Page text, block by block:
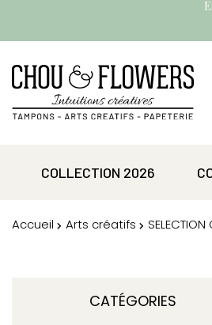
COLLECTION 2026
Accueil Arts créatifs
CATÉGORIES